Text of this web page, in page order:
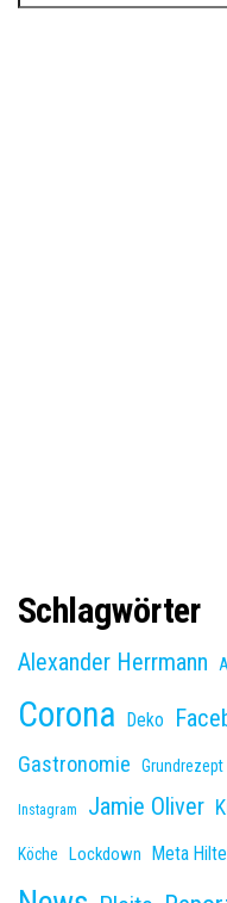
Schlagwörter
Alexander Herrmann
Corona Deko
Gastronomie Grundrezept
Instagram Jamie Oliver
Köche Lockdown Meta